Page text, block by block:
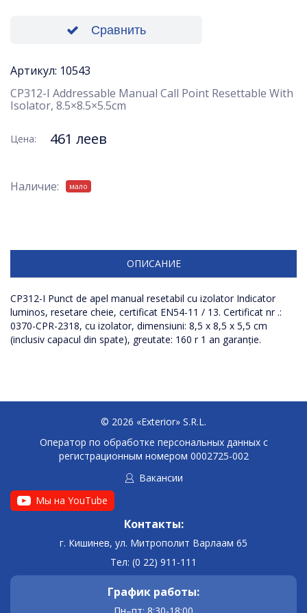
Сравнить
Артикул: 10543
CP312-I Addressable Manual Call Point Resettable With
Isolator, 8.5×8.5×5.5cm
Цена: 461 леев
Наличие: мало
ОПИСАНИЕ
CP312-I Punct de apel manual resetabil cu izolator Indicator
luminos, resetare cheie, certificat EN54-11 / 13. Certificat nr .:
0370-CPR-2318, cu izolator, dimensiuni: 8,5 x 8,5 x 5,5 cm
(inclusiv capacul din spate), greutate: 160 r 1 an garanție.
© 2026 «Exterior» S.R.L.
Оператор по обработке персональных данных c
регистрационным номером 0002725-002
Вакансии
Мы на YouTube
Контакты:
г. Кишинев, ул. Митрополит Варлаам 65
Тел: (0 22) 911-111
График работы: